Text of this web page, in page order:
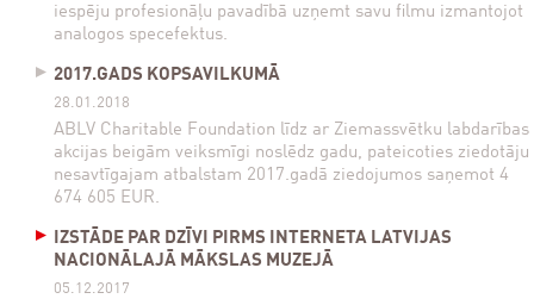
iespēju profesionāļu pavadībā uzņemt savu filmu izmantojot
analogos specefektus.
2017.GADS KOPSAVILKUMĀ
28.01.2018
ABLV Charitable Foundation līdz ar Ziemassvētku labdarības
akcijas beigām veiksmīgi noslēdz gadu, pateicoties ziedotāju
nesavtīgajam atbalstam 2017.gadā ziedojumos saņemot 4
674 605 EUR.
IZSTĀDE PAR DZĪVI PIRMS INTERNETA LATVIJAS
NACIONĀLAJĀ MĀKSLAS MUZEJĀ
05.12.2017